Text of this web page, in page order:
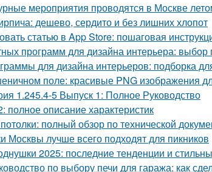
мероприятия проводятся в Москве
дешево, сердито и без лишних хлопот
статью в App Store: пошаговая
программ для дизайна интерьера:
для дизайна интерьеров: подборка
поле: красивые PNG изображения
1.245.4-5 Выпуск 1: Полное Руководство
полное описание характеристик
полный обзор по технической
Москвы лучше всего подходят для пикников
2025: последние тенденции и
по выбору печи для гаража: как